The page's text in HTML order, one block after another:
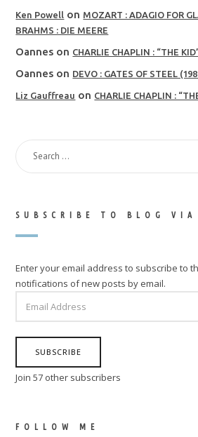
Ken Powell on MOZART : ADAGIO FOR
BRAHMS : DIE MEERE
Oannes on CHARLIE CHAPLIN : “THE
Oannes on DEVO : GATES OF STEEL
Liz Gauffreau on CHARLIE CHAPLIN :
SEARCH
FOR:
SUBSCRIBE TO BLOG VIA
Enter your email address to subscribe to
notifications of new posts by email.
ADDRESS
SUBSCRIBE
Join 57 other subscribers
FOLLOW ME